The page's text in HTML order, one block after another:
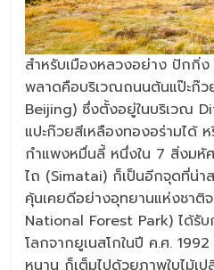
สำหรับเมืองหลวงอย่าง ปักกิ่ง
พลาดคือบริเวณถนนต้นแป๊ะก๊
Beijing) ซึ่งตั้งอยู่ในบริเวณ
แปะก๊วยสีเหลืองทองอร่ามได้
กำแพงหมื่นลี้ หนึ่งใน 7 สิ่งมหั
ไถ (Simatai) ก็เป็นอีกจุดที่น่า
คุ้นเคยดีอย่างอุทยานแห่งชาติ
National Forest Park) ได้รับ
โลกจากยูเนสโกในปี ค.ศ.